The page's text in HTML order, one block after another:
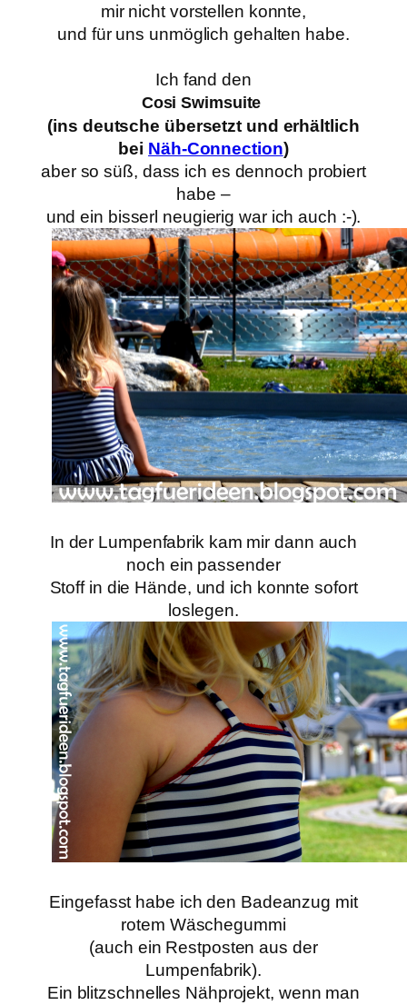
mir nicht vorstellen konnte,
und für uns unmöglich gehalten habe.
Ich fand den
Cosi Swimsuite
(ins deutsche übersetzt und erhältlich
bei Näh-Connection)
aber so süß, dass ich es dennoch probiert
habe –
und ein bisserl neugierig war ich auch :-).
In der Lumpenfabrik kam mir dann auch
noch ein passender
Stoff in die Hände, und ich konnte sofort
loslegen.
Eingefasst habe ich den Badeanzug mit
rotem Wäschegummi
(auch ein Restposten aus der
Lumpenfabrik).
Ein blitzschnelles Nähprojekt, wenn man